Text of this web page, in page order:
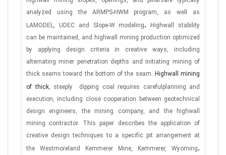
analyzed using the ARMPS-HWM program, as well as
LAMODEL, UDEC and Slope-W modeling. Highwall stability
can be maintained, and highwall mining production optimized
by applying design criteria in creative ways, including
alternating miner penetration depths and initiating mining of
thick seams toward the bottom of the seam. Highwall mining
of thick, steeply
dipping coal requires carefulplanning and
execution, including close cooperation between geotechnical
design engineers, the mining company, and the highwall
mining contractor. This paper describes the application of
creative design techniques to a specific pit arrangement at
the Westmoreland Kemmerer Mine, Kemmerer, Wyoming.